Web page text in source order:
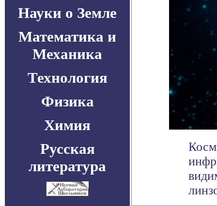
Науки о Земле
Математика и
Механика
Технология
Физика
Химия
Русская
литература